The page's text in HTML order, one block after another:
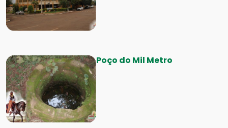
Poço do Mil Metro